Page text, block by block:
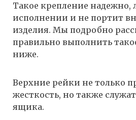
Такое крепление надежно,
исполнении и не портит
изделия. Мы подробно
правильно выполнить
ниже.
Верхние рейки не только
жесткость, но также
ящика.